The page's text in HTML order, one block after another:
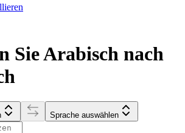
Sie Arabisch nach
Sprache auswählen